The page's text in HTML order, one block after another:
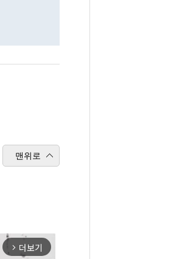
맨위로
arrow_forward_ios 더보기